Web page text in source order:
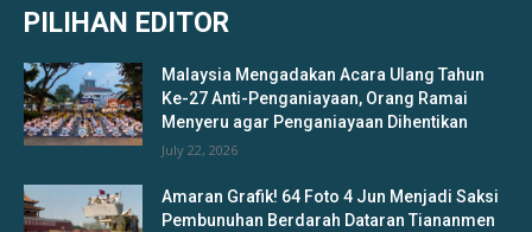
PILIHAN EDITOR
Malaysia Mengadakan Acara Ulang Tahun
Ke-27 Anti-Penganiayaan, Orang Ramai
Menyeru agar Penganiayaan Dihentikan
July 22, 2026
Amaran Grafik! 64 Foto 4 Jun Menjadi Saksi
Pembunuhan Berdarah Dataran Tiananmen